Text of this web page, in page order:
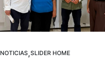
NOTICIAS,SLIDER HOME